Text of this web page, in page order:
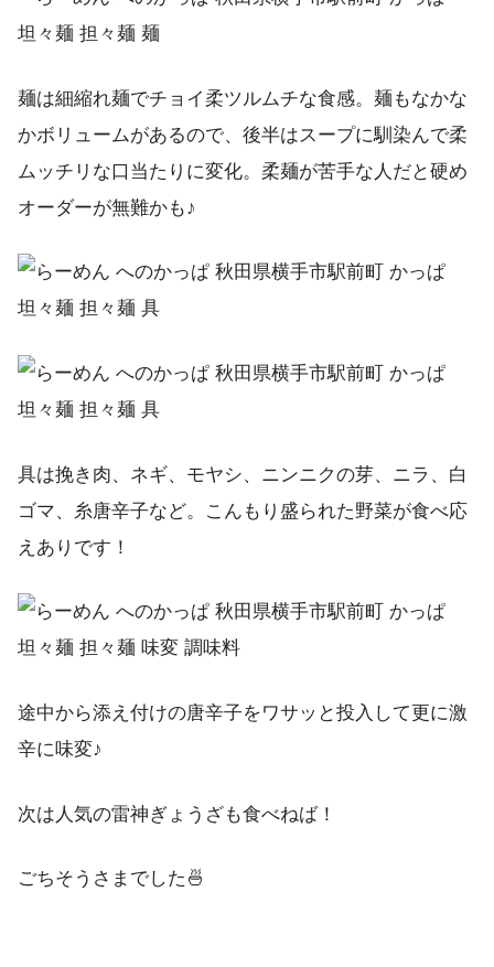
麺は細縮れ麺でチョイ柔ツルムチな食感。麺もなかな
かボリュームがあるので、後半はスープに馴染んで柔
ムッチリな口当たりに変化。柔麺が苦手な人だと硬め
オーダーが無難かも♪
具は挽き肉、ネギ、モヤシ、ニンニクの芽、ニラ、白
ゴマ、糸唐辛子など。こんもり盛られた野菜が食べ応
えありです！
途中から添え付けの唐辛子をワサッと投入して更に激
辛に味変♪
次は人気の雷神ぎょうざも食べねば！
ごちそうさまでした🍜